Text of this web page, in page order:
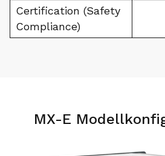
Certification (Safety
Compliance)
MX-E